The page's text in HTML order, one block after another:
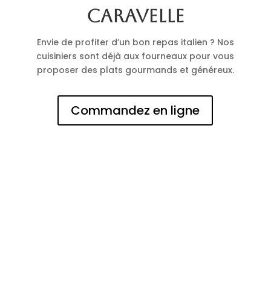
Caravelle
Envie de profiter d’un bon repas italien ? Nos
cuisiniers sont déjà aux fourneaux pour vous
proposer des plats gourmands et généreux.
Commandez en ligne